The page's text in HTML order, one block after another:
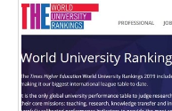
بانک، بیمه و سرمایه
مسکن و ساختمان